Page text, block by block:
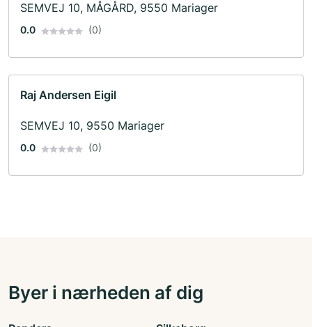
SEMVEJ 10, MÅGÅRD, 9550 Mariager
0.0 (0)
Raj Andersen Eigil
SEMVEJ 10, 9550 Mariager
0.0 (0)
Byer i nærheden af dig